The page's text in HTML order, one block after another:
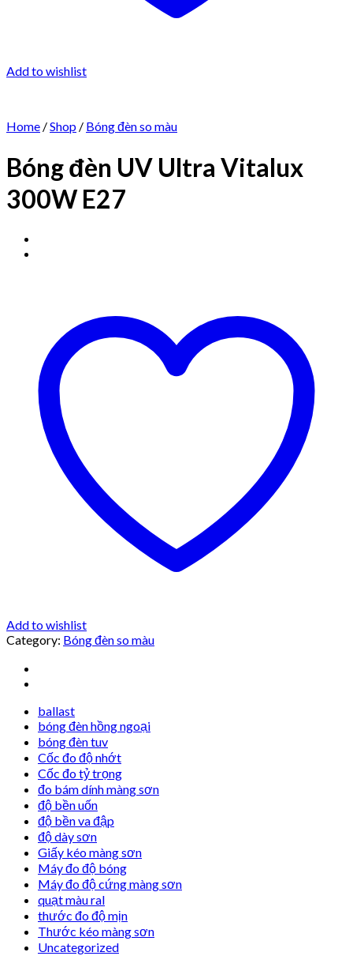
Add to wishlist
Home /Shop / Bóng đèn so màu
Bóng đèn UV Ultra Vitalux
300W E27
Add to wishlist
Category: Bóng đèn so màu
ballast
bóng đèn hồng ngoại
bóng đèn tuv
Cốc đo độ nhớt
Cốc đo tỷ trọng
đo bám dính màng sơn
độ bền uốn
độ bền va đập
độ dày sơn
Giấy kéo màng sơn
Máy đo độ bóng
Máy đo độ cứng màng sơn
quạt màu ral
thước đo độ mịn
Thước kéo màng sơn
Uncategorized